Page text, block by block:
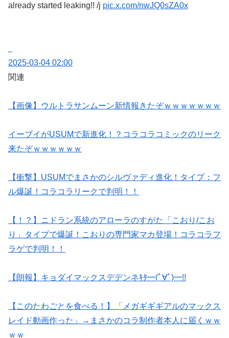
already started leaking!! /j pic.x.com/nwJQ0sZA0x
2025-03-04 02:00
関連
【画像】ウルトラサンムーン新情報きたぞｗｗｗｗｗｗｗ
イーブイがUSUMで新進化！？コラコラコミックのリーク
来たぞｗｗｗｗｗｗ
【衝撃】USUMでまさかのシルヴァディ進化！タイプ：フ
ル爆誕！コラコラリークで判明！！
【！？】ニドラン系統のアローラのすがた「こおり/こお
り」タイプで爆誕！こおりの専門家マカ登場！コラコラフ
ラゲで判明！！
【朗報】キョダイマックスデデンネｷﾀ━(ﾟ∀ﾟ)━!!
【このたわごとを食べる！】「メガギギギアルのマックス
レイド動画作った」→まさかのコラ制作者本人に届くｗｗ
ｗｗ